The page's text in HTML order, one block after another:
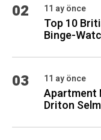
02 11 ay önce
Top 10
Binge-
03 11 ay önce
Apartment
Driton